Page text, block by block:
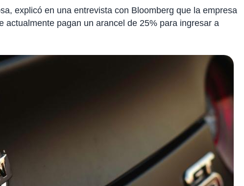
explicó en una entrevista con Bloomberg que la empresa
actualmente pagan un arancel de 25% para ingresar a